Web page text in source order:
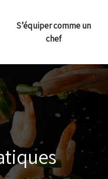
S’équiper comme un
chef